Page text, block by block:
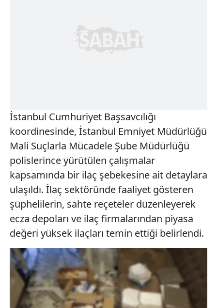
İstanbul Cumhuriyet Başsavcılığı
koordinesinde, İstanbul Emniyet Müdürlüğü
Mali Suçlarla Mücadele Şube Müdürlüğü
polislerince yürütülen çalışmalar
kapsamında bir ilaç şebekesine ait detaylara
ulaşıldı. İlaç sektöründe faaliyet gösteren
şüphelilerin, sahte reçeteler düzenleyerek
ecza depoları ve ilaç firmalarından piyasa
değeri yüksek ilaçları temin ettiği belirlendi.